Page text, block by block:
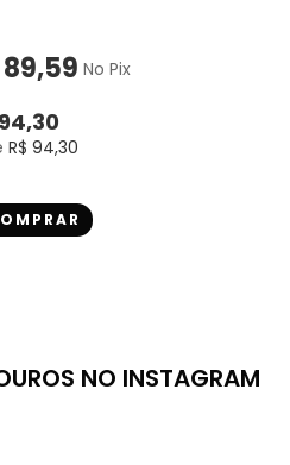
94,30
R$ 94,30
89,59 No Pix
NO INSTAGRAM